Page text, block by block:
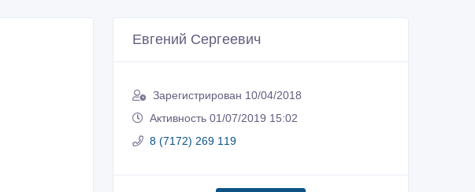
Евгений Сергеевич
Зарегистрирован 10/04/2018
Активность 01/07/2019 15:02
8 (7172) 269 119